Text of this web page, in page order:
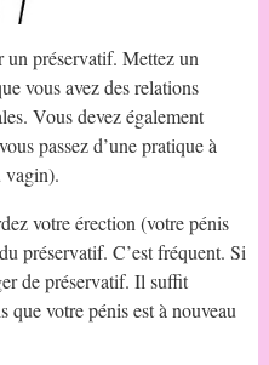
préservatif. Mettez un
vous avez des relations
Vous devez également
passez d’une pratique à
vagin).
votre érection (votre pénis
préservatif. C’est fréquent. Si
de préservatif. Il suffit
que votre pénis est à nouveau